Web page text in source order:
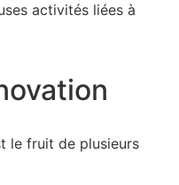
activités liées à
le fruit de plusieurs